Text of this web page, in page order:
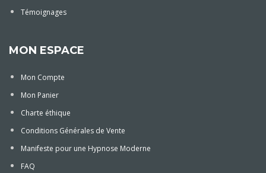
Témoignages
MON ESPACE
Mon Compte
Mon Panier
Charte éthique
Conditions Générales de Vente
Manifeste pour une Hypnose Moderne
FAQ